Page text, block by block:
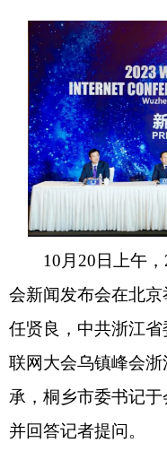
10月20日上午，
会新闻发布会在北
任贤良，中共浙江
联网大会乌镇峰会
承，桐乡市委书记
并回答记者提问。